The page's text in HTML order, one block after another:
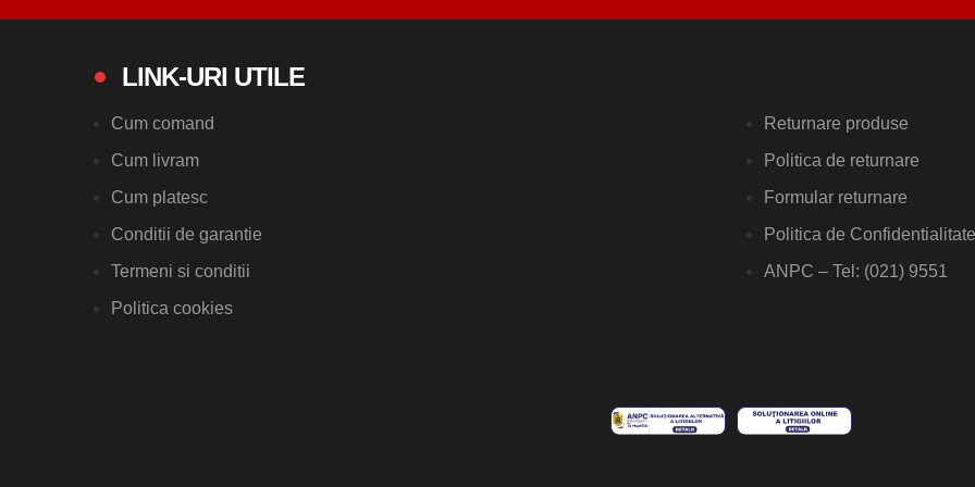
LINK-URI UTILE
Cum comand
Cum livram
Cum platesc
Conditii de garantie
Termeni si conditii
Politica cookies
Returnare produse
Politica de returnare
Formular returnare
Politica de Confidentialitate
ANPC – Tel: (021) 9551